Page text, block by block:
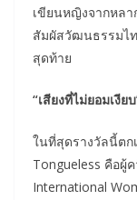
เขียนหญิงจากหลา
สัมผัสวัฒนธรรมไ
สุดท้าย
“เสียงที่ไม่ยอมเงีย
ในที่สุดรางวัลนี้ตก
Tongueless คือผู้
International